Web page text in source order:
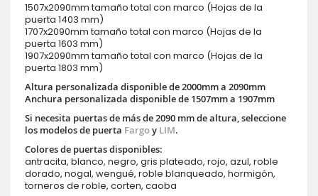
1507x2090mm tamaño total con marco (Hojas de la
puerta 1403 mm)
1707x2090mm tamaño total con marco (Hojas de la
puerta 1603 mm)
1907x2090mm tamaño total con marco (Hojas de la
puerta 1803 mm)
Altura personalizada disponible de 2000mm a 2090mm
Anchura personalizada disponible de 1507mm a 1907mm
Si necesita puertas de más de 2090 mm de altura, seleccione
los modelos de puerta Fargoy LIM.
Colores de puertas disponibles:
antracita, blanco, negro, gris plateado, rojo, azul, roble
dorado, nogal, wengué, roble blanqueado, hormigón,
torneros de roble, corten, caoba